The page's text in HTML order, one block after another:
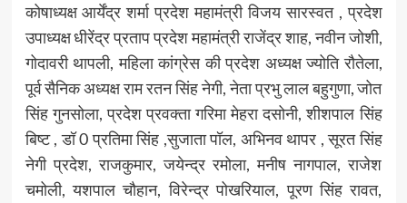
कोषाध्यक्ष आर्येंद्र शर्मा प्रदेश महामंत्री विजय सारस्वत , प्रदेश
उपाध्यक्ष धीरेंद्र प्रताप प्रदेश महामंत्री राजेंद्र शाह, नवीन जोशी,
गोदावरी थापली, महिला कांग्रेस की प्रदेश अध्यक्ष ज्योति रौतेला,
पूर्व सैनिक अध्यक्ष राम रतन सिंह नेगी, नेता प्रभु लाल बहुगुणा, जोत
सिंह गुनसोला, प्रदेश प्रवक्ता गरिमा मेहरा दसोनी, शीशपाल सिंह
बिष्ट , डॉ 0 प्रतिमा सिंह ,सुजाता पॉल, अभिनव थापर , सूरत सिंह
नेगी प्रदेश, राजकुमार, जयेन्द्र रमोला, मनीष नागपाल, राजेश
चमोली, यशपाल चौहान, विरेन्द्र पोखरियाल, पूरण सिंह रावत,